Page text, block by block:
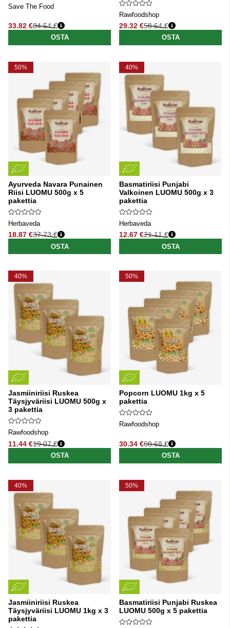
Save The Food
33.82 €
Normaali hinta
84.54 €
OSTA
Rawfoodshop
29.32 €
Normaali hinta
58.64 €
OSTA
50%
Ayurveda Navara Punainen
Riisi LUOMU 500g x 5
pakettia
Herbaveda
18.87 €
Normaali hinta
37.73 €
OSTA
40%
Basmatiriisi Punjabi
Valkoinen LUOMU 500g x 3
pakettia
Herbaveda
12.67 €
Normaali hinta
21.11 €
OSTA
40%
Jasmiiniriisi Ruskea
Täysjyväriisi LUOMU 500g x
3 pakettia
Rawfoodshop
11.44 €
Normaali hinta
19.07 €
OSTA
50%
Popcorn LUOMU 1kg x 5
pakettia
Rawfoodshop
30.34 €
Normaali hinta
60.68 €
OSTA
40%
Jasmiiniriisi Ruskea
Täysjyväriisi LUOMU 1kg x 3
pakettia
50%
Basmatiriisi Punjabi Ruskea
LUOMU 500g x 5 pakettia